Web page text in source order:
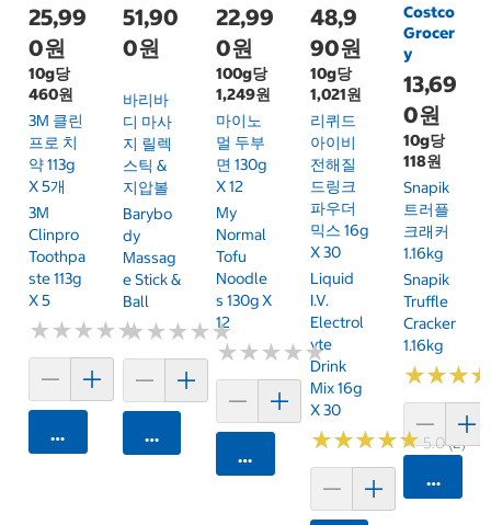
25,99
0원
10g당
460원
3M 클린
프로 치
약 113g
X 5개
3M
Clinpro
Toothpa
Ste 113g
X 5
★★★★★
★★★★★
카트에 담기
51,90
0원
바리바
디 마사
지 릴렉
스틱 &
지압볼
Barybo
Dy
Massag
E Stick &
Ball
★★★★★
★★★★★
카트에 담기
22,99
0원
100g당
1,249원
마이노
멀 두부
면 130g
X 12
My
Normal
Tofu
Noodle
S 130g X
12
★★★★★
★★★★★
카트에 담기
48,9
90원
10g당
1,021원
리퀴드
아이비
전해질
드링크
파우더
믹스 16g
X 30
Liquid
I.V.
Electrol
Yte
Drink
Mix 16g
X 30
★★★★★
★★★★★5.0 (2)
Costco
Grocer
y
13,69
0원
10g당
118원
Snapik
트러플
크래커
1.16kg
Snapik
Truffle
Cracker
1.16kg
★★★
★★★
카트에